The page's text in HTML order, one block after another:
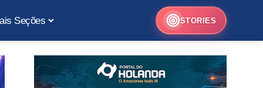
Seções STORIES